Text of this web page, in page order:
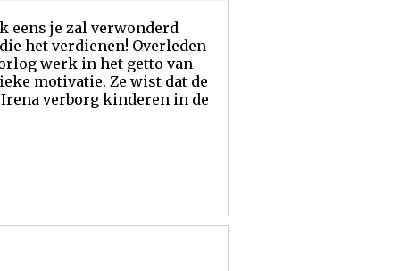
eens je zal verwonderd
het verdienen! Overleden
werk in het getto van
motivatie. Ze wist dat de
verborg kinderen in de